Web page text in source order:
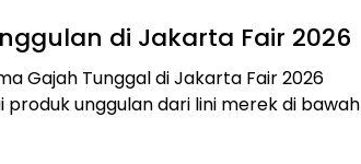
di Jakarta Fair 2026
Gajah Tunggal di Jakarta Fair 2026
unggulan dari lini merek di bawah